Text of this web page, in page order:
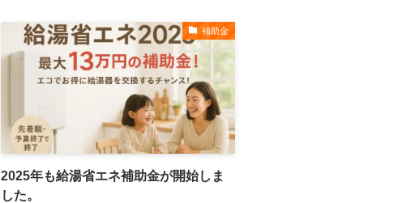
補助金
2025年も給湯省エネ補助金が開始しま
した。